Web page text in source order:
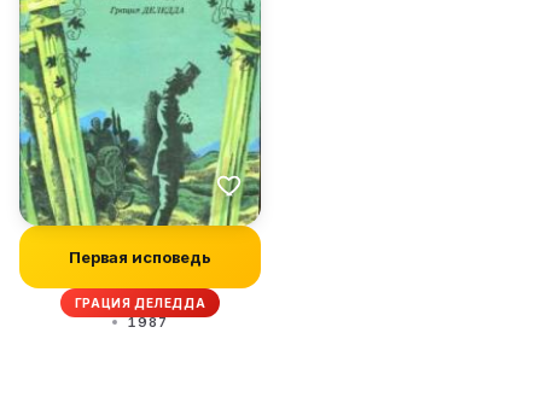
Первая исповедь
ГРАЦИЯ ДЕЛЕДДА
1987